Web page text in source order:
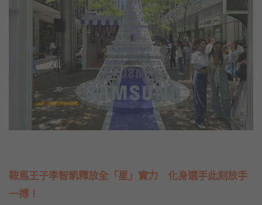
鞍馬王子李智凱釋放全「星」實力 化身選手此刻放手
一搏！